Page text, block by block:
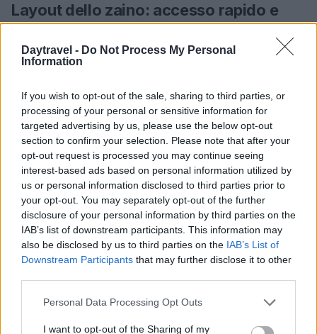
Daytravel - Do Not Process My Personal
Information
If you wish to opt-out of the sale, sharing to third parties, or
processing of your personal or sensitive information for
targeted advertising by us, please use the below opt-out
section to confirm your selection. Please note that after your
opt-out request is processed you may continue seeing
interest-based ads based on personal information utilized by
us or personal information disclosed to third parties prior to
your opt-out. You may separately opt-out of the further
disclosure of your personal information by third parties on the
IAB’s list of downstream participants. This information may
also be disclosed by us to third parties on the IAB’s List of
Downstream Participants that may further disclose it to other
Please note that this website/app uses one or more Google
not limited to your visit or usage behaviour. You may click to
Personal Data Processing Opt Outs
I want to opt-out of the Sharing of my
Layout dello zaino: accesso rapido e
distribuzione
Organizzare è metà del lavoro. Pesi vicini alla
comparto mediano per stabilità. In alto e a portata:
guscioantivento/pioggia e micro pile, così da
vestirsi in 10 secondi. Nella tasca frontale: bustina
con documenti, denaro, chiavi su moschettone e
sanitari. Fianco destro:borracciao tazza
pieghevole; fianco sinistro: ombrello mini o
treppiede smartphone. Sul cappuccio interno: torcia
e farmaci, mai in fondo. Cavi e piccoli attrezzi in
custodia rigida per proteggere lo schermo del
agganci accidentali su bus, musei o rami.